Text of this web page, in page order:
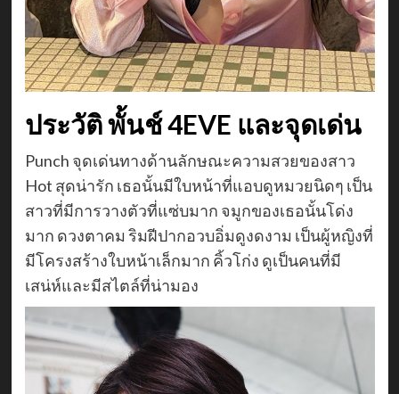
ประวัติ พั้นช์ 4EVE และจุดเด่น
Punch จุดเด่นทางด้านลักษณะความสวยของสาว
Hot สุดน่ารัก เธอนั้นมีใบหน้าที่แอบดูหมวยนิดๆ เป็น
สาวที่มีการวางตัวที่แซ่บมาก จมูกของเธอนั้นโด่ง
มาก ดวงตาคม ริมฝีปากอวบอิ่มดูงดงาม เป็นผู้หญิงที่
มีโครงสร้างใบหน้าเล็กมาก คิ้วโก่ง ดูเป็นคนที่มี
เสน่ห์และมีสไตล์ที่น่ามอง